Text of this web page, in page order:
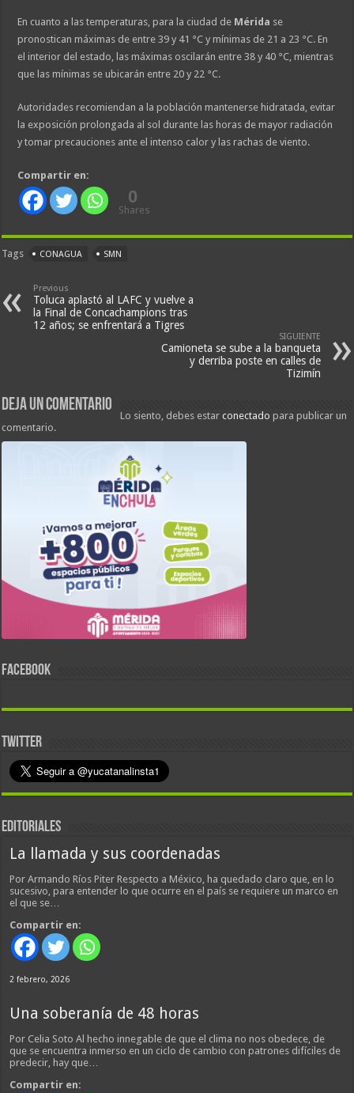
En cuanto a las temperaturas, para la ciudad de Mérida se
pronostican máximas de entre 39 y 41 °C y mínimas de 21 a 23 °C. En
el interior del estado, las máximas oscilarán entre 38 y 40 °C, mientras
que las mínimas se ubicarán entre 20 y 22 °C.
Autoridades recomiendan a la población mantenerse hidratada, evitar
la exposición prolongada al sol durante las horas de mayor radiación
y tomar precauciones ante el intenso calor y las rachas de viento.
Compartir en:
0
Shares
Tags CONAGUA SMN
Previous
Toluca aplastó al LAFC y vuelve a
la Final de Concachampions tras
12 años; se enfrentará a Tigres
SIGUIENTE
Camioneta se sube a la banqueta
y derriba poste en calles de
Tizimín
Deja un comentario
Lo siento, debes estarconectado para publicar un
comentario.
FACEBOOK
TWITTER
EDITORIALES
La llamada y sus coordenadas
Por Armando Ríos Piter Respecto a México, ha quedado claro que, en lo
sucesivo, para entender lo que ocurre en el país se requiere un marco en
el que se…
Compartir en:
2 febrero, 2026
Una soberanía de 48 horas
Por Celia Soto Al hecho innegable de que el clima no nos obedece, de
que se encuentra inmerso en un ciclo de cambio con patrones difíciles de
predecir, hay que…
Compartir en: